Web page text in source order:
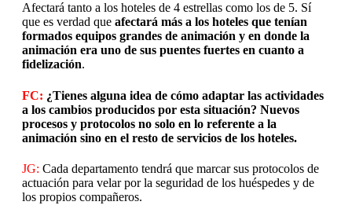
Afectará tanto a los hoteles de 4 estrellas como los de 5. Sí
que es verdad que afectará más a los hoteles que tenían
formados equipos grandes de animación y en donde la
animación era uno de sus puentes fuertes en cuanto a
fidelización.
FC: ¿Tienes alguna idea de cómo adaptar las actividades
a los cambios producidos por esta situación? Nuevos
procesos y protocolos no solo en lo referente a la
animación sino en el resto de servicios de los hoteles.
JG: Cada departamento tendrá que marcar sus protocolos de
actuación para velar por la seguridad de los huéspedes y de
los propios compañeros.